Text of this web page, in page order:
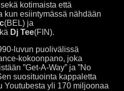
kotimaista että
kun esiintymässä nähdään
(BEL) ja
Dj Tee(FIN).
luvun puolivälissä
kokoonpano, joka
”Get-A-Way” ja ”No
suosituointa kappaletta
Youtubesta yli 170 miljoonaa